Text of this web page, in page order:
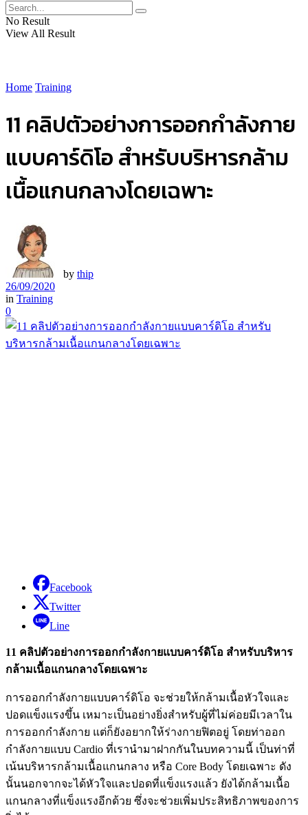
No Result
View All Result
Home Training
11 คลิปตัวอย่างการออกกำลังกาย
แบบคาร์ดิโอ สำหรับบริหารกล้าม
เนื้อแกนกลางโดยเฉพาะ
by thip
26/09/2020
in Training
0
Facebook
Twitter
Line
11 คลิปตัวอย่างการออกกำลังกายแบบคาร์ดิโอ สำหรับบริหาร
กล้ามเนื้อแกนกลางโดยเฉพาะ
การออกกำลังกายแบบคาร์ดิโอ จะช่วยให้กล้ามเนื้อหัวใจและ
ปอดแข็งแรงขึ้น เหมาะเป็นอย่างยิ่งสำหรับผู้ที่ไม่ค่อยมีเวลาใน
การออกกำลังกาย แต่ก็ยังอยากให้ร่างกายฟิตอยู่ โดยท่าออก
กำลังกายแบบ Cardio ที่เรานำมาฝากกันในบทความนี้ เป็นท่าที่
เน้นบริหารกล้ามเนื้อแกนกลาง หรือ Core Body โดยเฉพาะ ดัง
นั้นนอกจากจะได้หัวใจและปอดที่แข็งแรงแล้ว ยังได้กล้ามเนื้อ
แกนกลางที่แข็งแรงอีกด้วย ซึ่งจะช่วยเพิ่มประสิทธิภาพของการ